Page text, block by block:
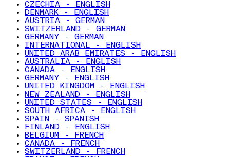
CZECHIA - ENGLISH
DENMARK - ENGLISH
AUSTRIA - GERMAN
SWITZERLAND - GERMAN
GERMANY - GERMAN
INTERNATIONAL - ENGLISH
UNITED ARAB EMIRATES - ENGLISH
AUSTRALIA - ENGLISH
CANADA - ENGLISH
GERMANY - ENGLISH
UNITED KINGDOM - ENGLISH
NEW ZEALAND - ENGLISH
UNITED STATES - ENGLISH
SOUTH AFRICA - ENGLISH
SPAIN - SPANISH
FINLAND - ENGLISH
BELGIUM - FRENCH
CANADA - FRENCH
SWITZERLAND - FRENCH